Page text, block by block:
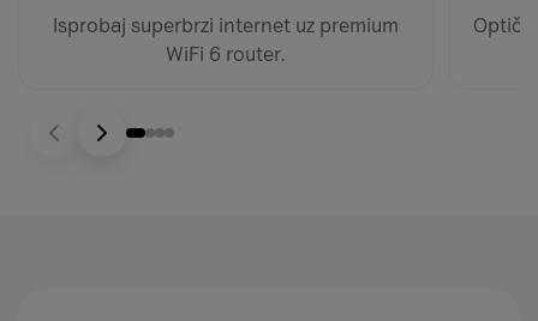
Isprobaj superbrzi internet uz premium
WiFi 6 router.